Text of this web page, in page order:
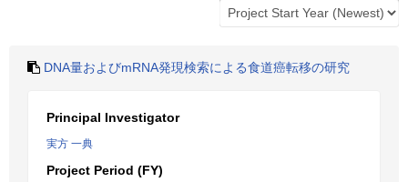
DNA量およびmRNA発現検索による食道癌転移の研究
Principal Investigator
実方 一典
Project Period (FY)